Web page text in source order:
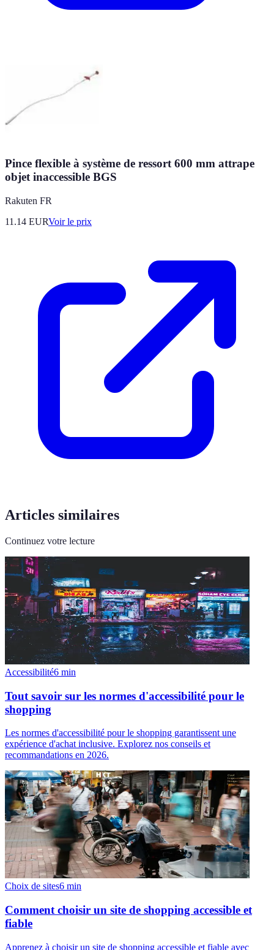
Pince flexible à système de ressort 600 mm attrape
objet inaccessible BGS
Rakuten FR
11.14 EURVoir le prix
Articles similaires
Continuez votre lecture
Accessibilité6 min
Tout savoir sur les normes d'accessibilité pour le
shopping
Les normes d'accessibilité pour le shopping garantissent une
expérience d'achat inclusive. Explorez nos conseils et
recommandations en 2026.
Choix de sites6 min
Comment choisir un site de shopping accessible et
fiable
Apprenez à choisir un site de shopping accessible et fiable avec